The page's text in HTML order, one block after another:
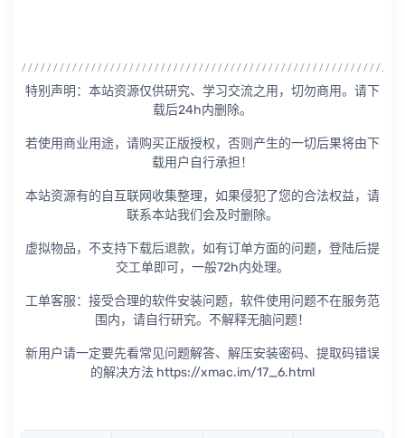
特别声明：本站资源仅供研究、学习交流之用，切勿商用。请下
载后24h内删除。
若使用商业用途，请购买正版授权，否则产生的一切后果将由下
载用户自行承担！
本站资源有的自互联网收集整理，如果侵犯了您的合法权益，请
联系本站我们会及时删除。
虚拟物品，不支持下载后退款，如有订单方面的问题，登陆后提
交工单即可，一般72h内处理。
工单客服：接受合理的软件安装问题，软件使用问题不在服务范
围内，请自行研究。不解释无脑问题！
新用户请一定要先看常见问题解答、解压安装密码、提取码错误
的解决方法 https://xmac.im/17_6.html